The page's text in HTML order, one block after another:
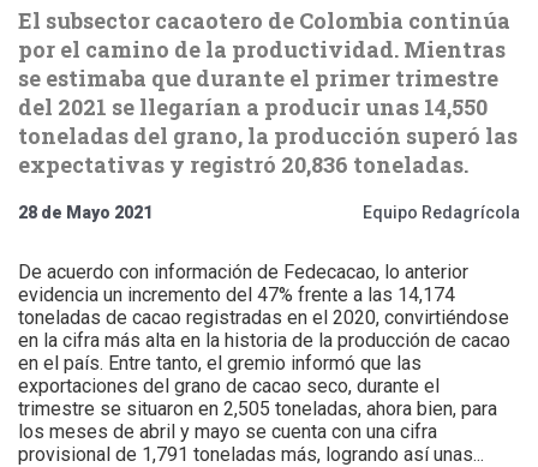
El subsector cacaotero de Colombia continúa
por el camino de la productividad. Mientras
se estimaba que durante el primer trimestre
del 2021 se llegarían a producir unas 14,550
toneladas del grano, la producción superó las
expectativas y registró 20,836 toneladas.
28 de Mayo 2021 Equipo Redagrícola
De acuerdo con información de Fedecacao, lo anterior
evidencia un incremento del 47% frente a las 14,174
toneladas de cacao registradas en el 2020, convirtiéndose
en la cifra más alta en la historia de la producción de cacao
en el país. Entre tanto, el gremio informó que las
exportaciones del grano de cacao seco, durante el
trimestre se situaron en 2,505 toneladas, ahora bien, para
los meses de abril y mayo se cuenta con una cifra
provisional de 1,791 toneladas más, logrando así unas...